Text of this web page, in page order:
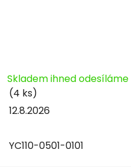
Skladem ihned odesíláme
(4 ks)
12.8.2026
YC110-0501-0101